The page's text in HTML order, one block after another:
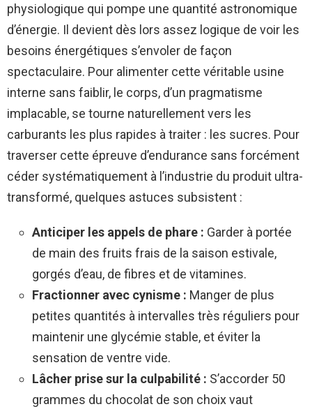
physiologique qui pompe une quantité astronomique
d’énergie. Il devient dès lors assez logique de voir les
besoins énergétiques s’envoler de façon
spectaculaire. Pour alimenter cette véritable usine
interne sans faiblir, le corps, d’un pragmatisme
implacable, se tourne naturellement vers les
carburants les plus rapides à traiter : les sucres. Pour
traverser cette épreuve d’endurance sans forcément
céder systématiquement à l’industrie du produit ultra-
transformé, quelques astuces subsistent :
Anticiper les appels de phare : Garder à portée
de main des fruits frais de la saison estivale,
gorgés d’eau, de fibres et de vitamines.
Fractionner avec cynisme : Manger de plus
petites quantités à intervalles très réguliers pour
maintenir une glycémie stable, et éviter la
sensation de ventre vide.
Lâcher prise sur la culpabilité : S’accorder 50
grammes du chocolat de son choix vaut